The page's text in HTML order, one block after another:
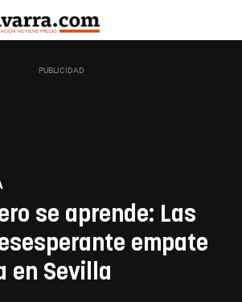
se aprende: Las
empate
en Sevilla